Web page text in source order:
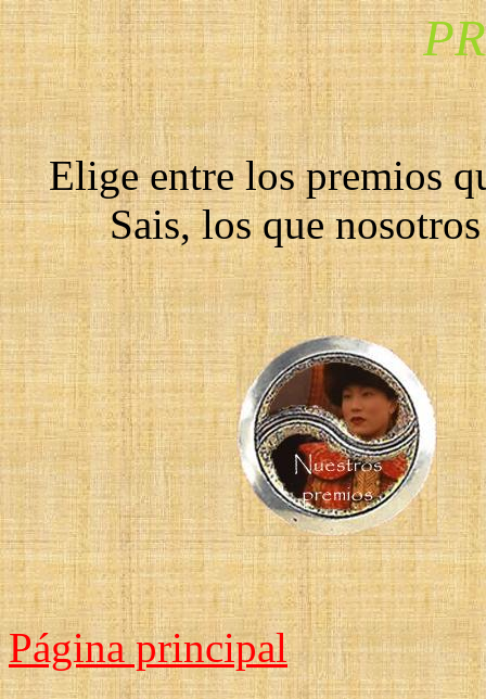
Elige entre los premios
Sais, los que
Página principal